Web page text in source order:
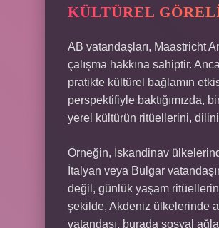
KÜLTÜREL
AB vatandaşları, Maastricht
çalışma hakkına sahiptir.
pratikte kültürel bağlamın
perspektifiyle baktığımızda,
yerel kültürün ritüellerini, dilini
Örneğin, İskandinav
İtalyan veya Bulgar
değil, günlük yaşam
şekilde, Akdeniz ülkelerinde
vatandaşı, burada sosyal